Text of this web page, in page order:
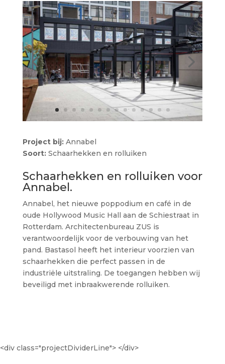
Project bij: Annabel
Soort:Schaarhekken en rolluiken
Schaarhekken en rolluiken voor
Annabel.
Annabel, het nieuwe poppodium en café in de
oude Hollywood Music Hall aan de Schiestraat in
Rotterdam. Architectenbureau ZUS is
verantwoordelijk voor de verbouwing van het
pand. Bastasol heeft het interieur voorzien van
schaarhekken die perfect passen in de
industriële uitstraling. De toegangen hebben wij
beveiligd met inbraakwerende rolluiken.
<div class="projectDividerLine"> </div>